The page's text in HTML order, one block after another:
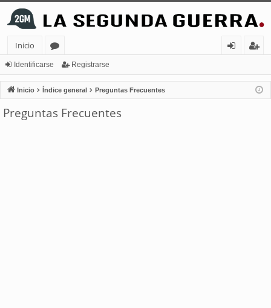
Inicio
or
os
nt
ifi
ist
ra
Identificarse Registrarse
Inicio Índice general Preguntas Frecuentes
Preguntas Frecuentes